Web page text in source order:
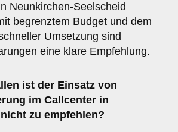
Neunkirchen-Seelscheid
begrenztem Budget und dem
Umsetzung sind
eine klare Empfehlung.
ist der Einsatz von
im Callcenter in
zu empfehlen?